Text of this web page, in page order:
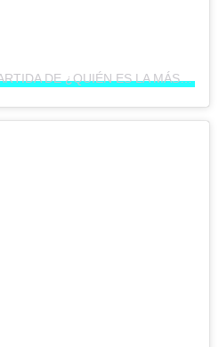
UNA PUBLICACIÓN COMPARTIDA DE ¿QUIÉN ES LA MÁSCARA? (@QUIENESLAMASCARA)